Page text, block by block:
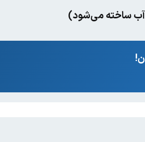
آب ساخته می‌شود)